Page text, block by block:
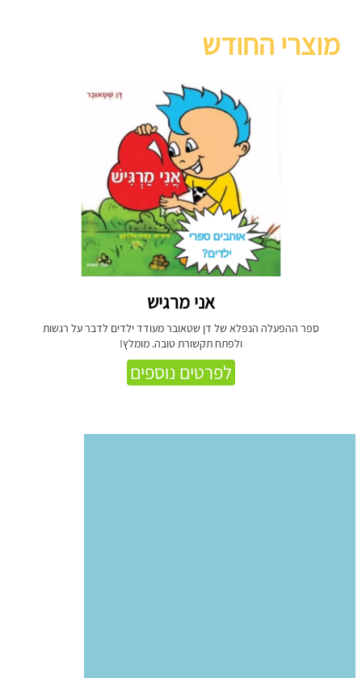
מוצרי החודש
אני מרגיש
ספר ההפעלה הנפלא של דן שטאובר מעודד ילדים לדבר על רגשות
ולפתח תקשורת טובה. מומלץ!
לפרטים נוספים